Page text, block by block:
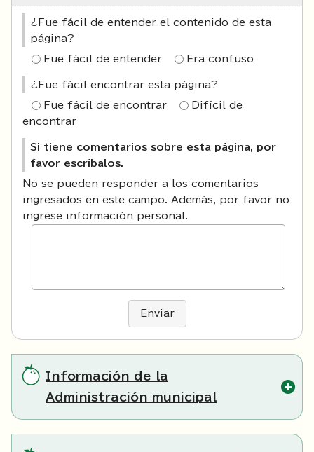
¿Fue fácil de entender el contenido de esta
página?
Fue fácil de entender Era confuso
¿Fue fácil encontrar esta página?
Fue fácil de encontrar
Difícil de
encontrar
Si tiene comentarios sobre esta página, por
favor escríbalos.
No se pueden responder a los comentarios
ingresados en este campo. Además, por favor no
ingrese información personal.
Enviar
Información de la
Administración municipal